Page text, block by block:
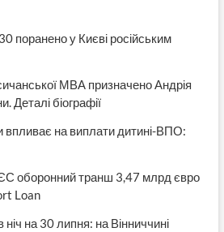
поранено у Києві російським
МВА призначено Андрія
біографії
впливає на виплати дитині-ВПО:
оборонний транш 3,47 млрд євро
Loan
ніч на 30 липня: на Вінниччині